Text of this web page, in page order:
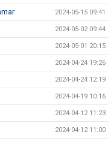
2024-05-15 09:41
2024-05-02 09:44
2024-05-01 20:15
2024-04-24 19:26
2024-04-24 12:19
2024-04-19 10:16
2024-04-12 11:23
2024-04-12 11:00